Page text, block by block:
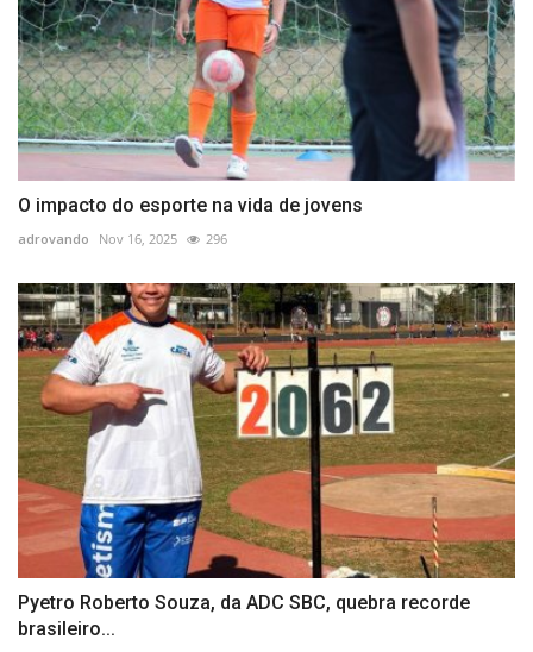
O impacto do esporte na vida de jovens
adrovando Nov 16, 2025 296
Pyetro Roberto Souza, da ADC SBC, quebra recorde
brasileiro...